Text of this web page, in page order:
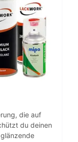
die auf
du deinen